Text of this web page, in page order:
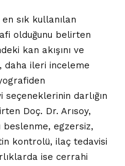
en sık kullanılan
olduğunu belirten
kan akışını ve
daha ileri inceleme
seçeneklerinin darlığın
Doç. Dr. Arısoy,
beslenme, egzersiz,
kontrolü, ilaç tedavisi
ise cerrahi